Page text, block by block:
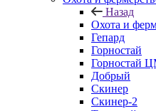
Назад
Охота и
Гепард
Горностай
Горностай
Добрый
Скинер
Скинер-2